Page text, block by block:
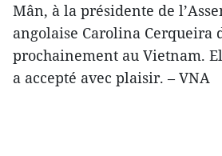
Mân, à la présidente de
angolaise Carolina Cerqueira
prochainement au Vietnam.
a accepté avec plaisir. – VNA